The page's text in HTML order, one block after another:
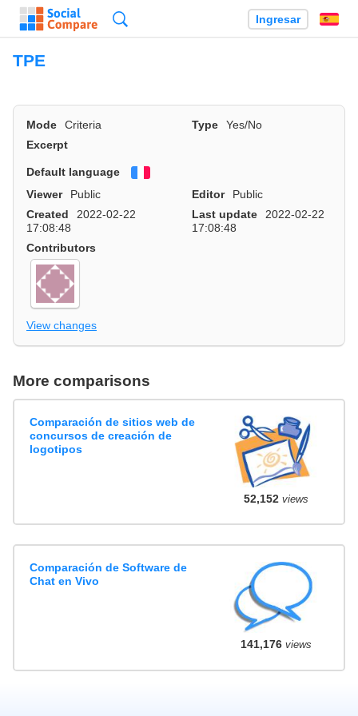
Ingresar
TPE
Mode Criteria Type
Yes/No
Excerpt
Default language
Viewer
Public Editor
Public
Created
2022-02-22
17:08:48
Last update
2022-02-22
17:08:48
Contributors
View changes
More comparisons
Comparación de sitios web de
concursos de creación de
logotipos
52,152views
Comparación de Software de
Chat en Vivo
141,176views